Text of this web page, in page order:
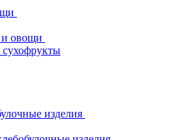
овощи
изделия